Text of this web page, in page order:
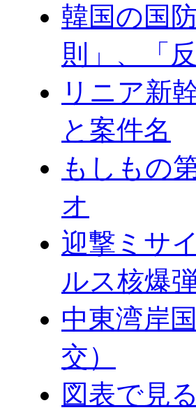
韓国の国
則」、「
リニア新
と案件名
もしもの
オ
迎撃ミサ
ルス核爆
中東湾岸
交）
図表で見